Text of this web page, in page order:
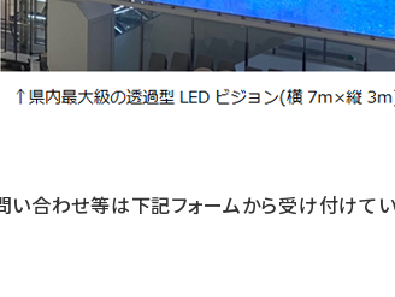
い合わせ等は下記フォームから受け付けて